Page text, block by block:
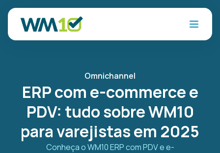
Omnichannel
ERP com e-commerce e
PDV: tudo sobre WM10
para varejistas em 2025
Conheça o WM10 ERP com PDV e e-